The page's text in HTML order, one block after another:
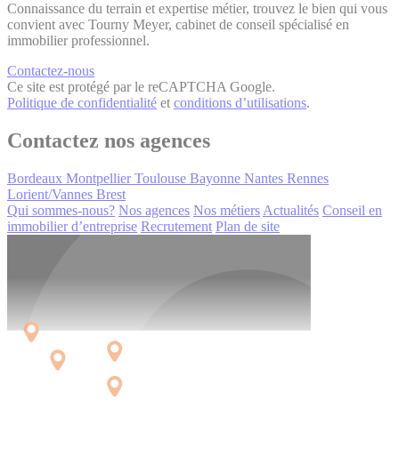
Connaissance du terrain et expertise métier, trouvez le bien qui vous
convient avec Tourny Meyer, cabinet de conseil spécialisé en
immobilier professionnel.
Contactez-nous
Ce site est protégé par le reCAPTCHA Google.
Politique de confidentialité et conditions d’utilisations.
Contactez nos agences
Bordeaux Montpellier Toulouse Bayonne Nantes Rennes
Lorient/Vannes Brest
Qui sommes-nous? Nos agences Nos métiers Actualités Conseil en
immobilier d’entreprise Recrutement Plan de site